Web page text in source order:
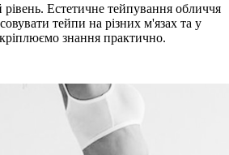
Естетичне тейпування обличчя
тейпи на різних м'язах та у
знання практично.